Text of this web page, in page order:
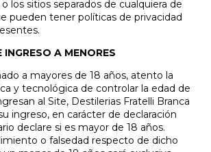
o los sitios separados de cualquiera de
pueden tener políticas de privacidad
A MENORES
a mayores de 18 años, atento la
y tecnológica de controlar la edad de
al Site, Destilerias Fratelli Branca
ingreso, en carácter de declaración
declare si es mayor de 18 años.
o falsedad respecto de dicho